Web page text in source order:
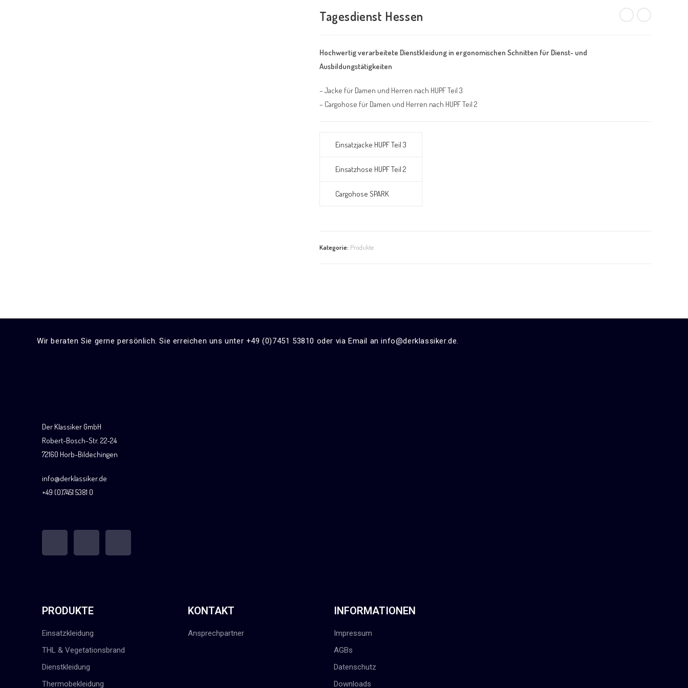
Tagesdienst Hessen
Hochwertig verarbeitete Dienstkleidung in ergonomischen Schnitten für Dienst- und
Ausbildungstätigkeiten
– Jacke für Damen und Herren nach HUPF Teil 3
– Cargohose für Damen und Herren nach HUPF Teil 2
Einsatzjacke HUPF Teil 3
Einsatzhose HUPF Teil 2
Cargohose SPARK
Kategorie: Produkte
Wir beraten Sie gerne persönlich. Sie erreichen uns unter +49 (0)7451 53810 oder via Email an info@derklassiker.de.
Der Klassiker GmbH
Robert-Bosch-Str. 22-24
72160 Horb-Bildechingen
info@derklassiker.de
+49 (0)7451 5381 0
PRODUKTE
Einsatzkleidung
THL & Vegetationsbrand
Dienstkleidung
Thermobekleidung
KONTAKT
Ansprechpartner
INFORMATIONEN
Impressum
AGBs
Datenschutz
Downloads